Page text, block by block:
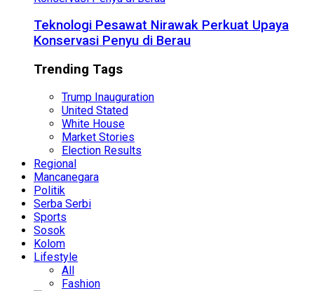
Teknologi Pesawat Nirawak Perkuat Upaya
Konservasi Penyu di Berau
Trending Tags
Trump Inauguration
United Stated
White House
Market Stories
Election Results
Regional
Mancanegara
Politik
Serba Serbi
Sports
Sosok
Kolom
Lifestyle
All
Fashion